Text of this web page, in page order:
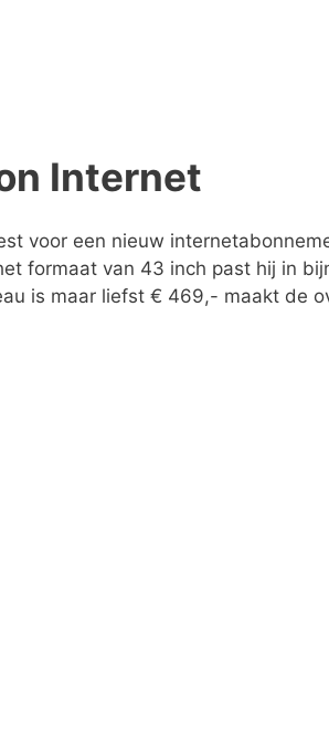
Internet
voor een nieuw
formaat van 43 inch past hij in
is maar liefst € 469,- maakt de